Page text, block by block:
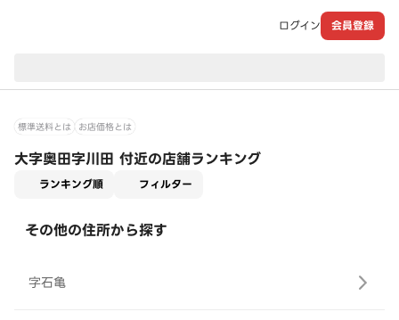
ログイン 会員登録
標準送料とは お店価格とは
大字奥田字川田 付近の店舗ランキング
ランキング順 フィルター
その他の住所から探す
字石亀